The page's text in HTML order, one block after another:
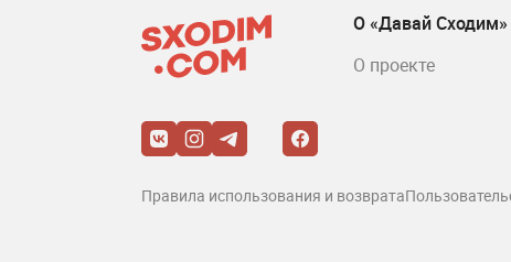
О «Давай Сходим»
О проекте
Правила использования и возврата